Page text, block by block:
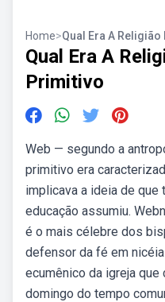
Home>Qual Era A
Qual Era A
Primitivo
Web — segundo a
primitivo era
implicava a ideia de
educação assumiu.
é o mais célebre dos
defensor da fé em
ecumênico da igreja
domingo do tempo